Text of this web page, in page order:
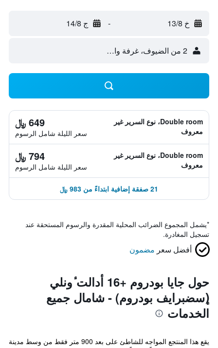
خ 13/8 - ج 14/8
2 من الضيوف، غرفة واحدة
Double room، نوع السرير غير
معروف
649 ﷼
سعر الليلة شامل الرسوم
Double room، نوع السرير غير
معروف
794 ﷼
سعر الليلة شامل الرسوم
21 صفقة إضافية ابتداءً من 983 ﷼
*يشمل المجموع الضرائب المحلية المقدرة والرسوم المستحقة عند
تسجيل المغادرة.
أفضل سعر مضمون
حول جايا بودروم +16 أدالت ٔونلي
(ٕسضبرايف بودروم) - شامال جميع
الخدمات
يقع هذا المنتجع المواجه للشاطئ على بعد 900 متر فقط من وسط مدينة